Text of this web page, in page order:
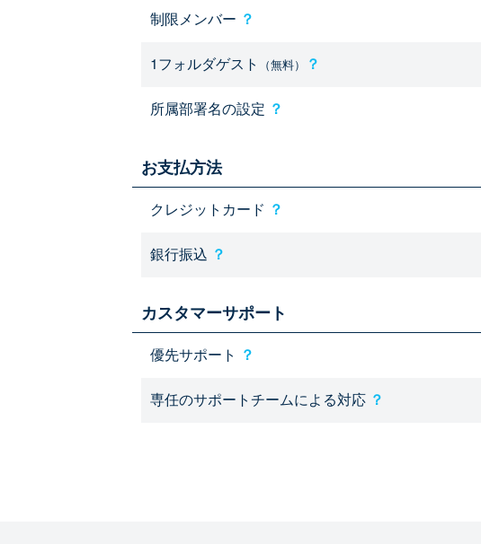
制限メンバー ？
1フォルダゲスト （無料） ？
所属部署名の設定 ？
お支払方法
クレジットカード ？
銀行振込 ？
カスタマーサポート
優先サポート ？
専任のサポートチームによる対応 ？